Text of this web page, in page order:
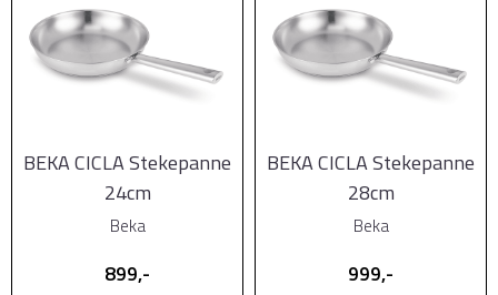
BEKA CICLA Stekepanne
24cm
Beka
899,-
BEKA CICLA Stekepanne
28cm
Beka
999,-